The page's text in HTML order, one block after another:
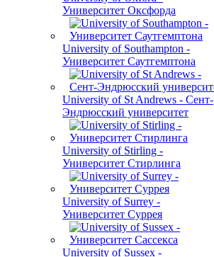
Университет Оксфорда
University of Southampton -
Университет Саутгемптона
University of St Andrews - Сент-
Эндрюсский университет
University of Stirling -
Университет Стирлинга
University of Surrey -
Университет Суррея
University of Sussex -